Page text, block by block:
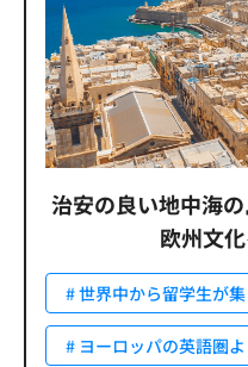
治安の良い地中海の
欧州文
# 世界中から留学生が
# ヨーロッパの英語圏